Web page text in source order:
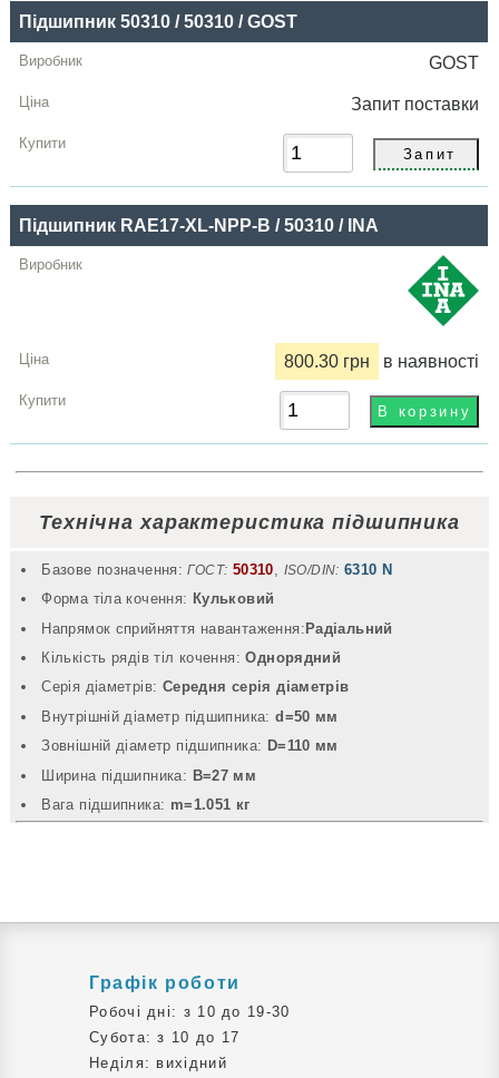
Купити
Підшипник 50310 / 50310 / GOST
GOST
Запит поставки
Підшипник RAE17-XL-NPP-B / 50310 / INA
800.30 грн в наявності
Технічна характеристика підшипника
Базове позначення: ГОСТ: 50310 ISO/DIN: 6310 N
Форма тіла кочення: Кульковий
Напрямок сприйняття навантаження:Радіальний
Кількість рядів тіл кочення:Однорядний
Серія діаметрів: Середня серія діаметрів
Внутрішній діаметр підшипника:d=50 мм
Зовнішній діаметр підшипника: D=110 мм
Ширина підшипника: B=27 мм
Вага підшипника: m=1.051 кг
Графік роботи
Робочі дні: з 10 до 19-30
Субота: з 10 до 17
Неділя: вихідний